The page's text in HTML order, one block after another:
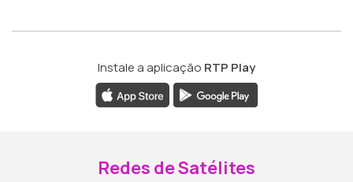
Instale a aplicação RTP Play
Redes de Satélites